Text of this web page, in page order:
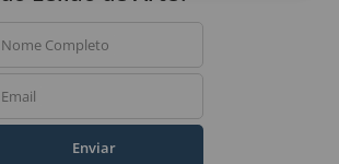
Nome Completo
Email
Enviar